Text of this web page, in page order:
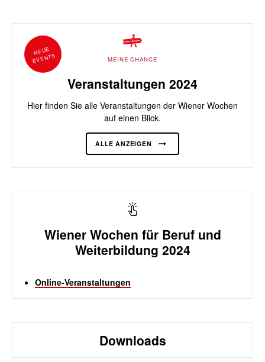
MEINE CHANCE
Veranstaltungen 2024
Hier finden Sie alle Veranstaltungen der Wiener Wochen
auf einen Blick.
ALLE ANZEIGEN
NEUE
EVENTS
Wiener Wochen für Beruf und
Weiterbildung 2024
Online-Veranstaltungen
Downloads